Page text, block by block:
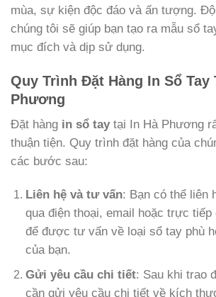
mùa, sự kiện độc đáo và ấn tượng.
chúng tôi sẽ giúp bạn tạo ra mẫu sổ
mục đích và dịp sử dụng.
Quy Trình Đặt Hàng In Sổ Tay
Phương
Đặt hàng in sổ taytại In Hà Phương
thuận tiện. Quy trình đặt hàng của
các bước sau:
Liên hệ và tư vấn: Bạn có thể liên
qua điện thoại, email hoặc trực tiếp
để được tư vấn về loại sổ tay phù
của bạn.
Gửi yêu cầu chi tiết: Sau khi trao
cần gửi yêu cầu chi tiết về kích